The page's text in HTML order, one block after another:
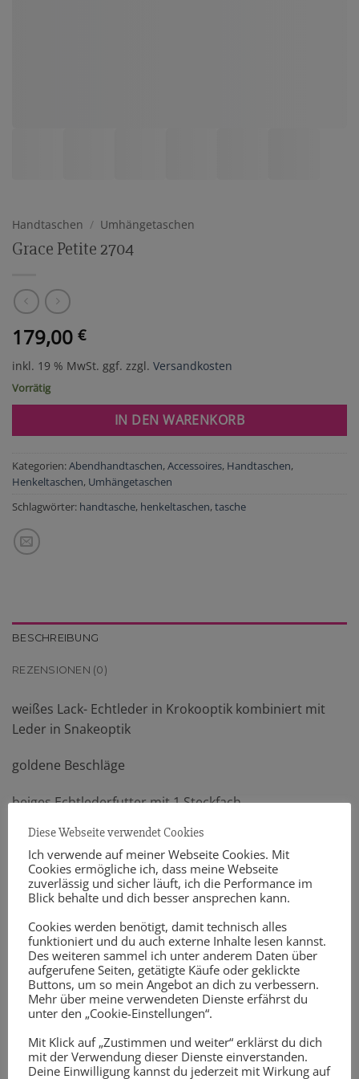
Handtaschen / Umhängetaschen
Grace Petite 2704
179,00 €
inkl. 19 % MwSt. ggf. zzgl. Versandkosten
Vorrätig
IN DEN WARENKORB
Kategorien:Abendhandtaschen,Accessoires, Handtaschen,
Henkeltaschen, Umhängetaschen
Schlagwörter: handtasche, henkeltaschen,tasche
BESCHREIBUNG
REZENSIONEN (0)
weißes Lack- Echtleder in Krokooptik kombiniert mit
Leder in Snakeoptik
goldene Beschläge
beiges Echtlederfutter mit 1 Steckfach
verstärkter Boden mit Schmutzfüßchen
Grifflänge 33 cm
Die Weite oben kann mit dem Zugband variiert werden
Der dazu passende Gürtel kostet 49,- Euro
Er ist verstellbar bis ca 100 cm und kann auch
oversized getragen werden
Diese Webseite verwendet Cookies
Ich verwende auf meiner Webseite Cookies. Mit
Cookies ermögliche ich, dass meine Webseite
zuverlässig und sicher läuft, ich die Performance im
Blick behalte und dich besser ansprechen kann.
Cookies werden benötigt, damit technisch alles
funktioniert und du auch externe Inhalte lesen kannst.
Des weiteren sammel ich unter anderem Daten über
aufgerufene Seiten, getätigte Käufe oder geklickte
Buttons, um so mein Angebot an dich zu verbessern.
Mehr über meine verwendeten Dienste erfährst du
unter den „Cookie-Einstellungen“.
Mit Klick auf „Zustimmen und weiter“ erklärst du dich
mit der Verwendung dieser Dienste einverstanden.
Deine Einwilligung kannst du jederzeit mit Wirkung auf